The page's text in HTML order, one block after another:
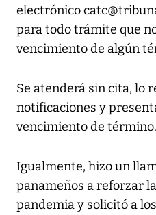
electrónico
para todo trámite que
vencimiento de algún
Se atenderá sin cita, lo
notificaciones y
vencimiento de término.
Igualmente, hizo un
panameños a reforzar
pandemia y solicitó a